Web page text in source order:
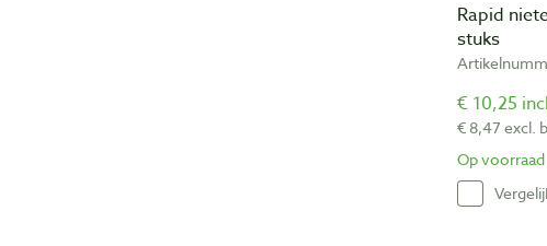
Rapid
stuks
€ 10,25
€ 8,47 excl.
Op voorraad